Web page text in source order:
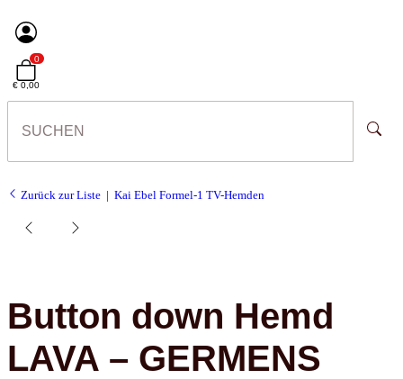
0
€ 0,00
Zurück zur Liste Kai Ebel Formel-1 TV-Hemden
Button down Hemd
LAVA – GERMENS